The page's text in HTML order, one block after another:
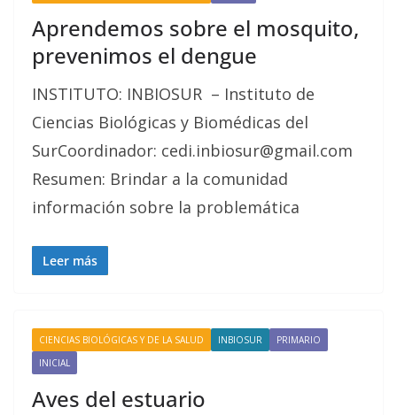
Aprendemos sobre el mosquito,
prevenimos el dengue
INSTITUTO: INBIOSUR – Instituto de
Ciencias Biológicas y Biomédicas del
SurCoordinador: cedi.inbiosur@gmail.com
Resumen: Brindar a la comunidad
información sobre la problemática
Leer más
CIENCIAS BIOLÓGICAS Y DE LA SALUD INBIOSUR
PRIMARIO
INICIAL
Aves del estuario